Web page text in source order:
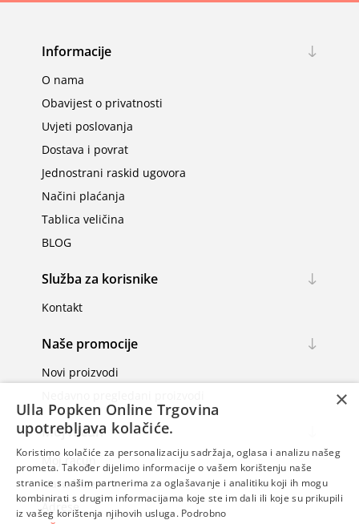
Informacije
O nama
Obavijest o privatnosti
Uvjeti poslovanja
Dostava i povrat
Jednostrani raskid ugovora
Načini plaćanja
Tablica veličina
BLOG
Služba za korisnike
Kontakt
Naše promocije
Novi proizvodi
Moj račun
Moj račun
Narudžbe
Adrese
×
Ulla Popken Online Trgovina
upotrebljava kolačiće.
Koristimo kolačiće za personalizaciju sadržaja, oglasa i analizu našeg
prometa. Također dijelimo informacije o vašem korištenju naše
stranice s našim partnerima za oglašavanje i analitiku koji ih mogu
kombinirati s drugim informacijama koje ste im dali ili koje su prikupili
iz vašeg korištenja njihovih usluga. Podrobno